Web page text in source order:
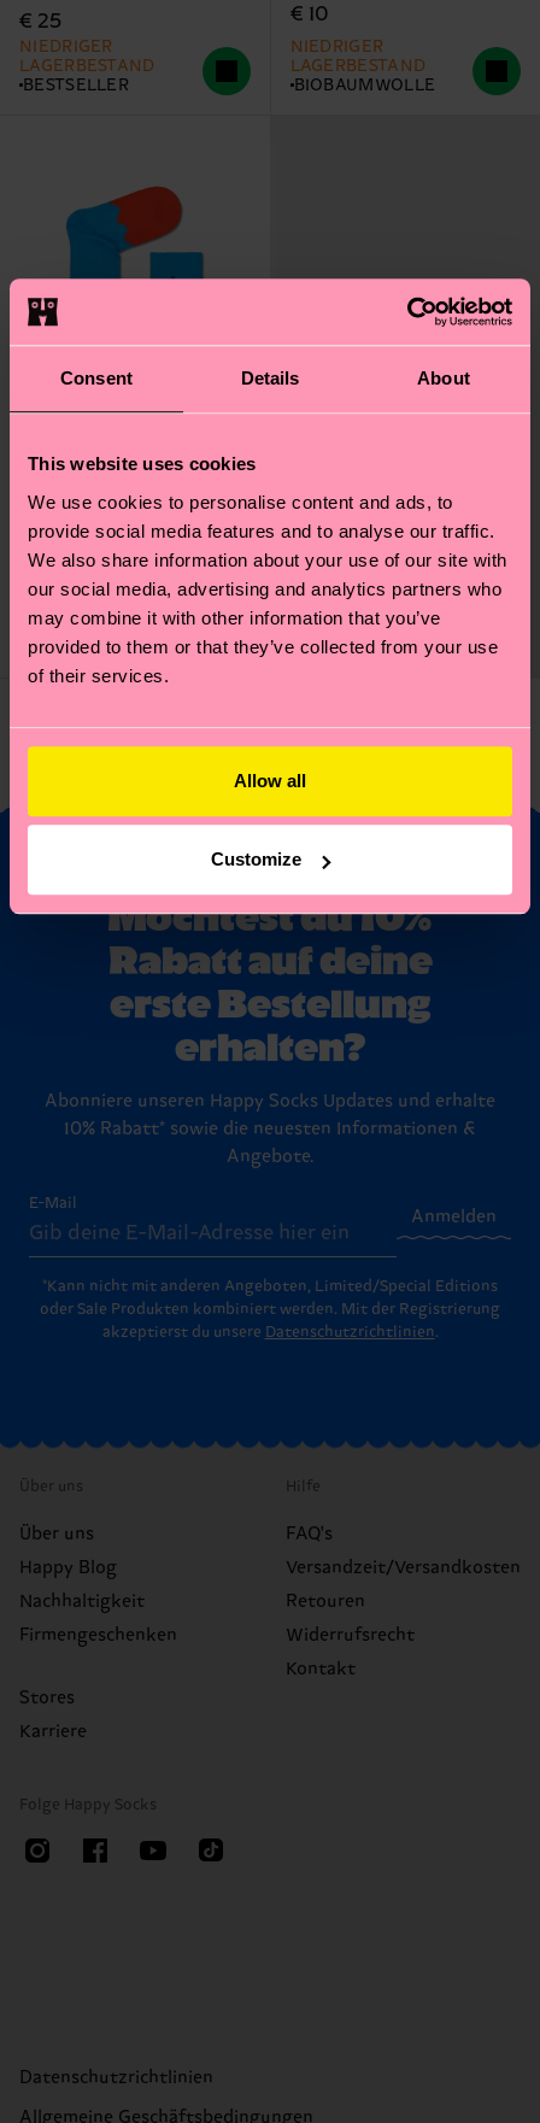
Consent Details About
This website uses cookies
We use cookies to personalise content and ads, to
provide social media features and to analyse our traffic.
We also share information about your use of our site with
our social media, advertising and analytics partners who
may combine it with other information that you’ve
provided to them or that they’ve collected from your use
of their services.
Allow all
Customize
€ 25
NIEDRIGER
LAGERBESTAND
BESTSELLER
€ 10
NIEDRIGER
LAGERBESTAND
BIOBAUMWOLLE
Kids Sun Sock
€ 10
NIEDRIGER
LAGERBESTAND
BIOBAUMWOLLE
Sie haben 3 von 3 Produkten angesehen.
Möchtest du 10%
Rabatt auf deine
erste Bestellung
erhalten?
Abonniere unseren Happy Socks Updates und erhalte
10% Rabatt* sowie die neuesten Informationen &
Angebote.
E-Mail
Anmelden
*Kann nicht mit anderen Angeboten, Limited/Special Editions
oder Sale Produkten kombiniert werden. Mit der Registrierung
akzeptierst du unsere Datenschutzrichtlinien.
Über uns
Über uns
Happy Blog
Nachhaltigkeit
Firmengeschenken
Stores
Karriere
Hilfe
FAQ's
Versandzeit/Versandkosten
Retouren
Widerrufsrecht
Kontakt
Folge Happy Socks
Datenschutzrichtlinien
Allgemeine Geschäftsbedingungen